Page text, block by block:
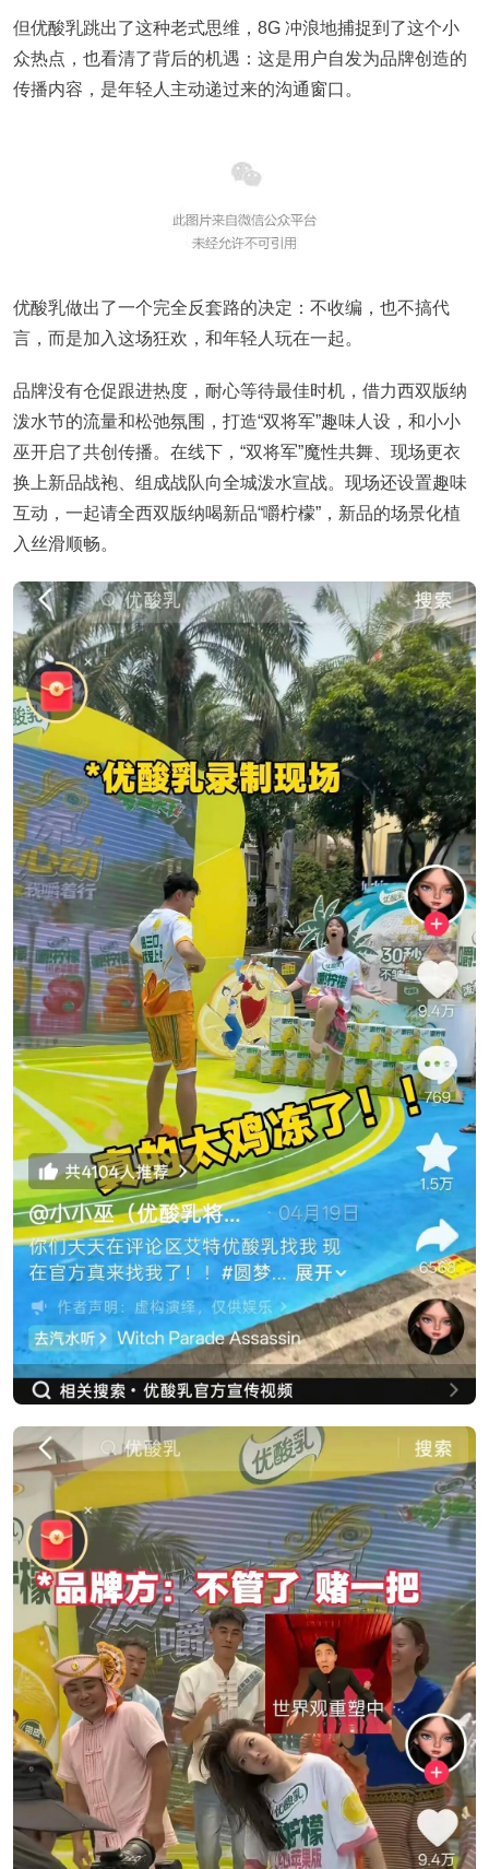
但优酸乳跳出了这种老式思维，8G 冲浪地捕捉到了这个小
众热点，也看清了背后的机遇：这是用户自发为品牌创造的
传播内容，是年轻人主动递过来的沟通窗口。
优酸乳做出了一个完全反套路的决定：不收编，也不搞代
言，而是加入这场狂欢，和年轻人玩在一起。
品牌没有仓促跟进热度，耐心等待最佳时机，借力西双版纳
泼水节的流量和松弛氛围，打造“双将军”趣味人设，和小小
巫开启了共创传播。在线下，“双将军”魔性共舞、现场更衣
换上新品战袍、组成战队向全城泼水宣战。现场还设置趣味
互动，一起请全西双版纳喝新品“嚼柠檬”，新品的场景化植
入丝滑顺畅。